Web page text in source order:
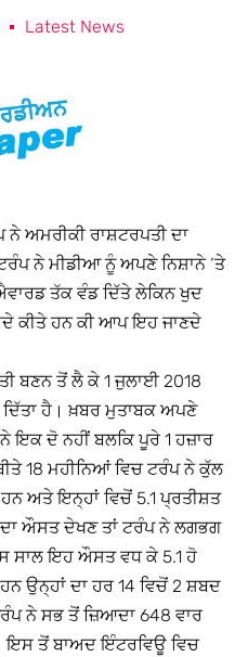
Latest News
ਨੇ ਅਮਰੀਕੀ ਰਾਸ਼ਟਰਪਤੀ ਦਾ
ਨੇ ਮੀਡੀਆ ਨੂੰ ਅਪਣੇ ਨਿਸ਼ਾਨੇ ‘ਤੇ
ਤੱਕ ਵੰਡ ਦਿੱਤੇ ਲੇਕਿਨ ਖੁਦ
ਕੀਤੇ ਹਨ ਕੀ ਆਪ ਇਹ ਜਾਣਦੇ
ਬਣਨ ਤੋਂ ਲੈ ਕੇ 1 ਜੁਲਾਈ 2018
ਹੈ। ਖ਼ਬਰ ਮੁਤਾਬਕ ਅਪਣੇ
ਇਕ ਦੋ ਨਹੀਂ ਬਲਕਿ ਪੂਰੇ 1 ਹਜ਼ਾਰ
18 ਮਹੀਨਿਆਂ ਵਿਚ ਟਰੰਪ ਨੇ ਕੁੱਲ
ਅਤੇ ਇਨ੍ਹਾਂ ਵਿਚੋਂ 5.1 ਪ੍ਰਤੀਸ਼ਤ
ਦਾ ਔਸਤ ਦੇਖਣ ਤਾਂ ਟਰੰਪ ਨੇ ਲਗਭਗ
ਸਾਲ ਇਹ ਔਸਤ ਵਧ ਕੇ 5.1 ਹੋ
ਉਨ੍ਹਾਂ ਦਾ ਹਰ 14 ਵਿਚੋਂ 2 ਸ਼ਬਦ
ਨੇ ਸਭ ਤੋਂ ਜ਼ਿਆਦਾ 648 ਵਾਰ
ਇਸ ਤੋਂ ਬਾਅਦ ਇੰਟਰਵਿਊ ਵਿਚ